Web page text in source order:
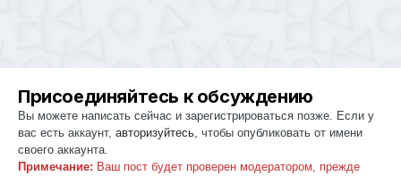
Присоединяйтесь к обсуждению
Вы можете написать сейчас и зарегистрироваться позже. Если у
вас есть аккаунт, авторизуйтесь , чтобы опубликовать от имени
своего аккаунта.
Примечание: Ваш пост будет проверен модератором, прежде